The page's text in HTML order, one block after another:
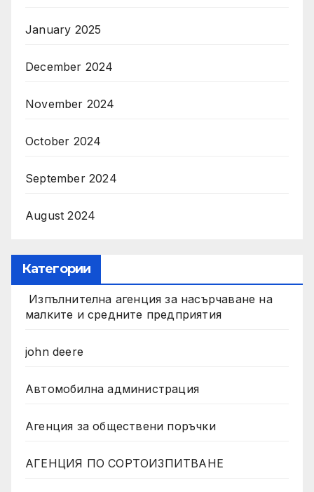
January 2025
December 2024
November 2024
October 2024
September 2024
August 2024
Категории
Изпълнителна агенция за насърчаване на
малките и средните предприятия
john deere
Автомобилна администрация
Агенция за обществени поръчки
АГЕНЦИЯ ПО СОРТОИЗПИТВАНЕ